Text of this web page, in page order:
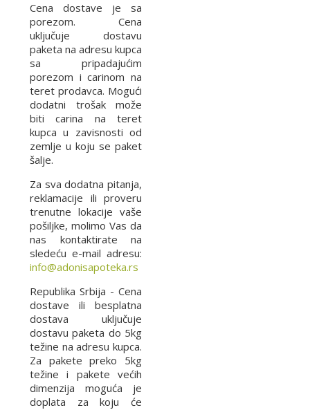
Cena dostave je sa
porezom. Cena
uključuje dostavu
paketa na adresu kupca
sa pripadajućim
porezom i carinom na
teret prodavca. Mogući
dodatni trošak može
biti carina na teret
kupca u zavisnosti od
zemlje u koju se paket
šalje.
Za sva dodatna pitanja,
reklamacije ili proveru
trenutne lokacije vaše
pošiljke, molimo Vas da
nas kontaktirate na
sledeću e-mail adresu:
info@adonisapoteka.rs
Republika Srbija - Cena
dostave ili besplatna
dostava uključuje
dostavu paketa do 5kg
težine na adresu kupca.
Za pakete preko 5kg
težine i pakete većih
dimenzija moguća je
doplata za koju će